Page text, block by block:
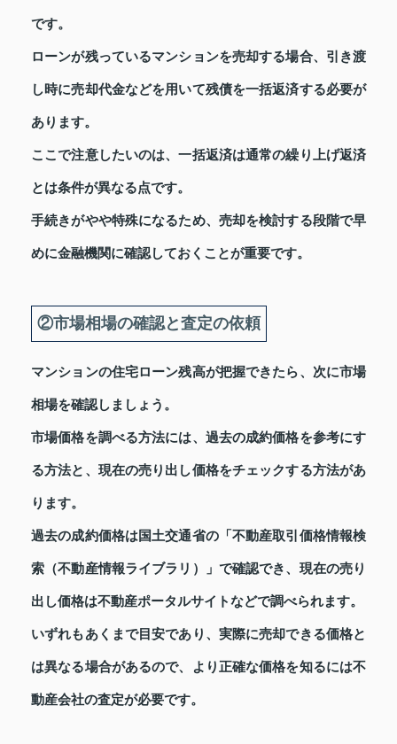
です。
ローンが残っているマンションを売却する場合、引き渡
し時に売却代金などを用いて残債を一括返済する必要が
あります。
ここで注意したいのは、一括返済は通常の繰り上げ返済
とは条件が異なる点です。
手続きがやや特殊になるため、売却を検討する段階で早
めに金融機関に確認しておくことが重要です。
②市場相場の確認と査定の依頼
マンションの住宅ローン残高が把握できたら、次に市場
相場を確認しましょう。
市場価格を調べる方法には、過去の成約価格を参考にす
る方法と、現在の売り出し価格をチェックする方法があ
ります。
過去の成約価格は国土交通省の「不動産取引価格情報検
索（不動産情報ライブラリ）」で確認でき、現在の売り
出し価格は不動産ポータルサイトなどで調べられます。
いずれもあくまで目安であり、実際に売却できる価格と
は異なる場合があるので、より正確な価格を知るには不
動産会社の査定が必要です。